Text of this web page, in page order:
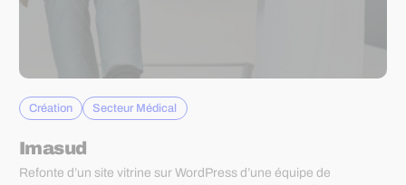
Création Secteur Médical
Imasud
Refonte d’un site vitrine sur WordPress d’une équipe de